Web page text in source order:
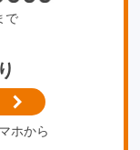
で
ホから